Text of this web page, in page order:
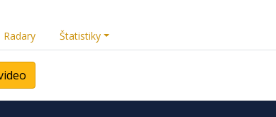
Radary Štatistiky